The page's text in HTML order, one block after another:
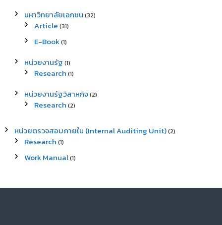
มหาวิทยาลัยเอกชน (32)
Article (31)
E-Book(1)
หน่วยงานรัฐ (1)
Research (1)
หน่วยงานรัฐวิสาหกิจ(2)
Research (2)
หน่วยตรวจสอบภายใน (Internal Auditing Unit)(2)
Research (1)
Work Manual(1)